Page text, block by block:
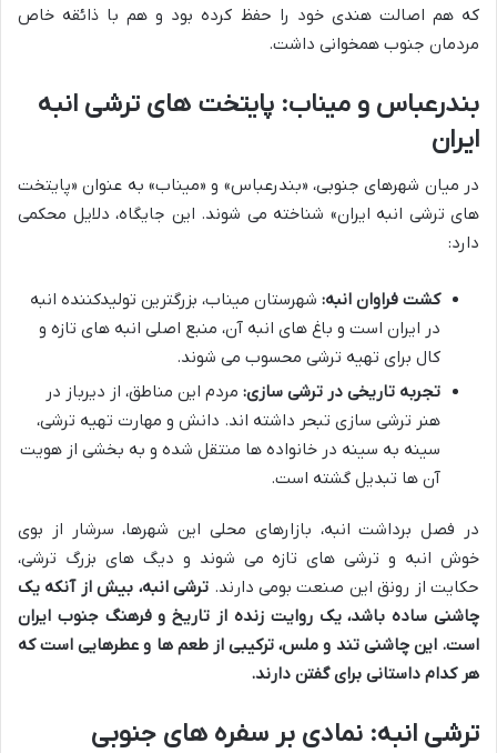
که هم اصالت هندی خود را حفظ کرده بود و هم با ذائقه خاص
مردمان جنوب همخوانی داشت.
بندرعباس و میناب: پایتخت های ترشی انبه
ایران
در میان شهرهای جنوبی، «بندرعباس» و «میناب» به عنوان «پایتخت
های ترشی انبه ایران» شناخته می شوند. این جایگاه، دلایل محکمی
دارد:
کشت فراوان انبه: شهرستان میناب، بزرگترین تولیدکننده انبه
در ایران است و باغ های انبه آن، منبع اصلی انبه های تازه و
کال برای تهیه ترشی محسوب می شوند.
تجربه تاریخی در ترشی سازی: مردم این مناطق، از دیرباز در
هنر ترشی سازی تبحر داشته اند. دانش و مهارت تهیه ترشی،
سینه به سینه در خانواده ها منتقل شده و به بخشی از هویت
آن ها تبدیل گشته است.
در فصل برداشت انبه، بازارهای محلی این شهرها، سرشار از بوی
خوش انبه و ترشی های تازه می شوند و دیگ های بزرگ ترشی،
حکایت از رونق این صنعت بومی دارند. ترشی انبه، بیش از آنکه یک
چاشنی ساده باشد، یک روایت زنده از تاریخ و فرهنگ جنوب ایران
است. این چاشنی تند و ملس، ترکیبی از طعم ها و عطرهایی است که
هر کدام داستانی برای گفتن دارند.
ترشی انبه: نمادی بر سفره های جنوبی